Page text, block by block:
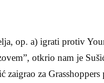
op. a) igrati protiv
otkrio nam je
za Grasshoppers